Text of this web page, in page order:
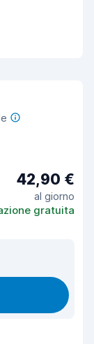
42,90 €
al giorno
gratuita